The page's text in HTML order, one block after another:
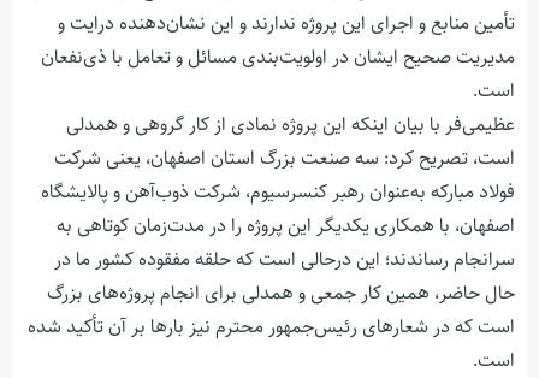
تأمین منابع و اجرای این پروژه ندارند و این نشان‌دهنده درایت و
مدیریت صحیح ایشان در اولویت‌بندی مسائل و تعامل با ذی‌نفعان
است.
عظیمی‌فر با بیان اینکه این پروژه نمادی از کار گروهی و همدلی
است، تصریح کرد: سه صنعت بزرگ استان اصفهان، یعنی شرکت
فولاد مبارکه به‌عنوان رهبر کنسرسیوم، شرکت ذوب‌آهن و پالایشگاه
اصفهان، با همکاری یکدیگر این پروژه را در مدت‌زمان کوتاهی به
سرانجام رساندند؛ این درحالی است که حلقه مفقوده کشور ما در
حال حاضر، همین کار جمعی و همدلی برای انجام پروژه‌های بزرگ
است که در شعارهای رئیس‌جمهور محترم نیز بارها بر آن تأکید شده
است.